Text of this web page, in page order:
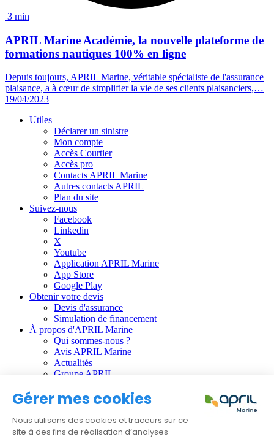
3 min
APRIL Marine Académie, la nouvelle plateforme de
formations nautiques 100% en ligne
Depuis toujours, APRIL Marine, véritable spécialiste de l'assurance
plaisance, a à cœur de simplifier la vie de ses clients plaisanciers,…
19/04/2023
Utiles
Déclarer un sinistre
Mon compte
Accès Courtier
Accès pro
Contacts APRIL Marine
Autres contacts APRIL
Plan du site
Suivez-nous
Facebook
Linkedin
X
Youtube
Application APRIL Marine
App Store
Google Play
Obtenir votre devis
Devis d'assurance
Simulation de financement
À propos d'APRIL Marine
Qui sommes-nous ?
Avis APRIL Marine
Actualités
Groupe APRIL
Informations règlementaires :
CGU
Données personnelles
Gérer mes cookies
Nous utilisons des cookies et traceurs sur ce
site à des fins de réalisation d’analyses